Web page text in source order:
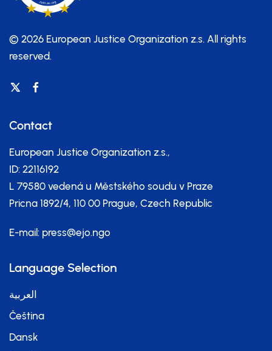
© 2026 European Justice Organization z.s. All rights
reserved.
Contact
European Justice Organization z.s.,
ID: 22116192
L 79580 vedená u Městského soudu v Praze
Pricna 1892/4, 110 00 Prague, Czech Republic
E-mail: press@ejo.ngo
Language Selection
العربية
Čeština
Dansk